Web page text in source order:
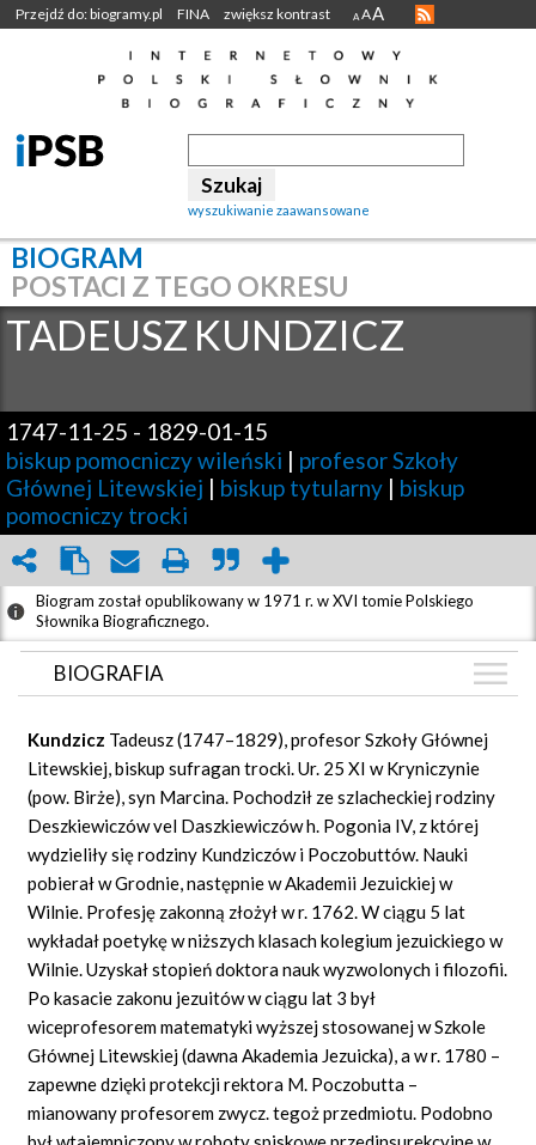
Przejdź do: biogramy.pl FINA zwiększ kontrast A AA
wyszukiwanie zaawansowane
BIOGRAM
POSTACI Z TEGO OKRESU
TADEUSZ KUNDZICZ
1747-11-25 - 1829-01-15
biskup pomocniczy wileński | profesor Szkoły
Głównej Litewskiej | biskup tytularny | biskup
pomocniczy trocki
Biogram został opublikowany w 1971 r. w XVI tomie Polskiego
Słownika Biograficznego.
BIOGRAFIA
GRAF POWIĄZAŃ
DYSKUSJA
Mapa
Kundzicz Tadeusz (1747–1829), profesor Szkoły Głównej
Litewskiej, biskup sufragan trocki. Ur. 25 XI w Kryniczynie
(pow. Birże), syn Marcina. Pochodził ze szlacheckiej rodziny
Deszkiewiczów vel Daszkiewiczów h. Pogonia IV, z której
wydzieliły się rodziny Kundziczów i Poczobuttów. Nauki
pobierał w Grodnie, następnie w Akademii Jezuickiej w
Wilnie. Profesję zakonną złożył w r. 1762. W ciągu 5 lat
wykładał poetykę w niższych klasach kolegium jezuickiego w
Wilnie. Uzyskał stopień doktora nauk wyzwolonych i filozofii.
Po kasacie zakonu jezuitów w ciągu lat 3 był
wiceprofesorem matematyki wyższej stosowanej w Szkole
Głównej Litewskiej (dawna Akademia Jezuicka), a w r. 1780 –
zapewne dzięki protekcji rektora M. Poczobutta –
mianowany profesorem zwycz. tegoż przedmiotu. Podobno